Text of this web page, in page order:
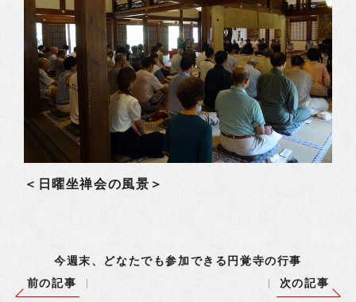
＜日曜坐禅会の風景＞
今週末、どなたでも参加できる円覚寺の行事
前の記事
次の記事